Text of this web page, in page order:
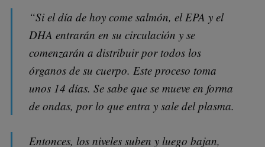
“Si el día de hoy come salmón, el EPA y el
DHA entrarán en su circulación y se
comenzarán a distribuir por todos los
órganos de su cuerpo. Este proceso toma
unos 14 días. Se sabe que se mueve en forma
de ondas, por lo que entra y sale del plasma.
Entonces, los niveles suben y luego bajan,